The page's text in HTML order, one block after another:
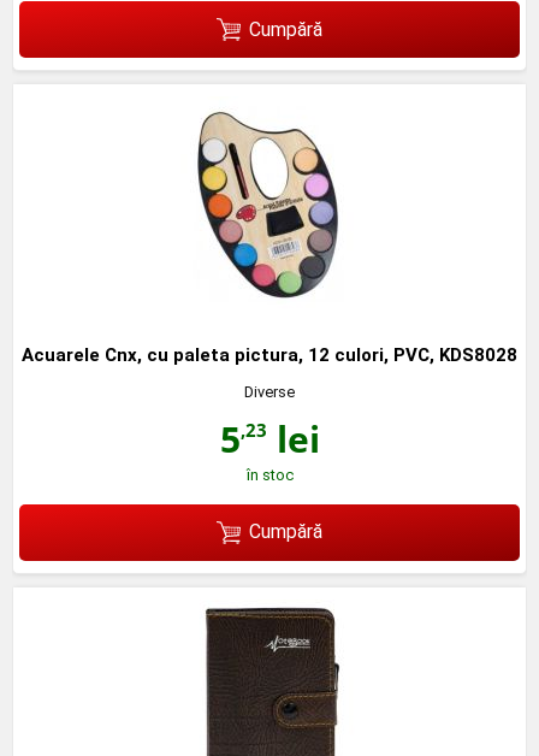
Cumpără
Acuarele Cnx, cu paleta pictura, 12 culori, PVC, KDS8028
Diverse
5,23 lei
în stoc
Cumpără